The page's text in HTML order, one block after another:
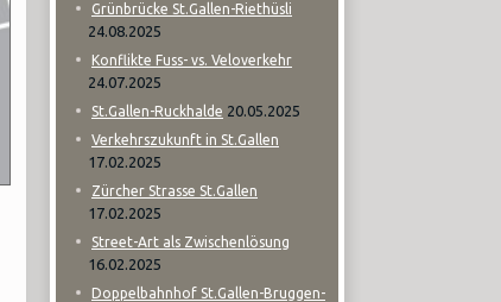
Grünbrücke St.Gallen-Riethüsli
24.08.2025
Konflikte Fuss- vs. Veloverkehr
24.07.2025
St.Gallen-Ruckhalde 20.05.2025
Verkehrszukunft in St.Gallen
17.02.2025
Zürcher Strasse St.Gallen
17.02.2025
Street-Art als Zwischenlösung
16.02.2025
Doppelbahnhof St.Gallen-Bruggen-